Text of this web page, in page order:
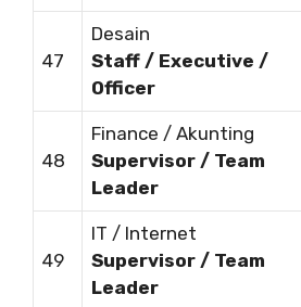
47
Desain
Staff / Executive /
Officer
48
Finance / Akunting
Supervisor / Team
Leader
49
IT / Internet
Supervisor / Team
Leader